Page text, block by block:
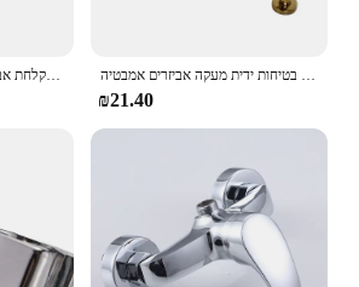
40kg-110kg כוס יניקת אמבטיה מקלחת ידית בטיחות אנטי להחליק מעקה תמיכה בר לקשישים אמבטיה מקלחת אביזרי לתפוס בר אנטי החלקה מעקה לתפוס בר עבור שירותים שירותים נירוסטה זהב אמבטיה מקלחת זהב אמבטיה בטיחות ידית מעקה אביזרים אמבטיה
₪21.40